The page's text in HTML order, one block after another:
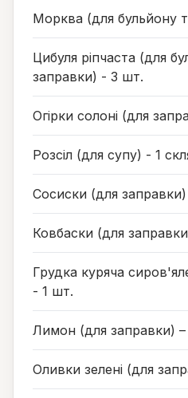
Морква (для бульйону
Цибуля ріпчаста (для
заправки) - 3 шт.
Огірки солоні (для
Розсіл (для супу) - 1
Сосиски (для
Ковбаски (для
Грудка куряча
- 1 шт.
Лимон (для заправки)
Оливки зелені (для